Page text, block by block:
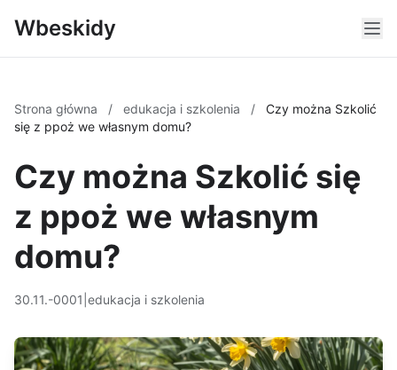
Wbeskidy
Strona główna / edukacja i szkolenia /
Czy można Szkolić
się z ppoż we własnym domu?
Czy można Szkolić się
z ppoż we własnym
domu?
30.11.-0001 edukacja i szkolenia